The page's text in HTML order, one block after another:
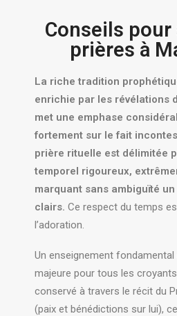
Conseils
prières à
La riche tradition
enrichie par les révélations
met une emphase
fortement sur le fait
prière rituelle est délimitée
temporel rigoureux,
marquant sans ambiguïté
clairs. Ce respect du temps
l’adoration.
Un enseignement fondamental
majeure pour tous les
conservé à travers le récit du
(paix et bénédictions sur lui),